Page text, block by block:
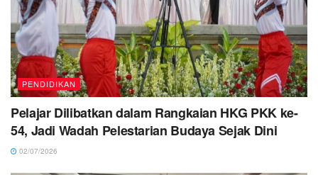
PENDIDIKAN
Pelajar Dilibatkan dalam Rangkaian HKG PKK ke-
54, Jadi Wadah Pelestarian Budaya Sejak Dini
02/07/2026